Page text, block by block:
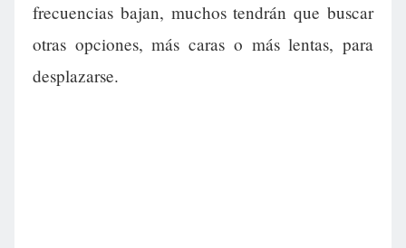
frecuencias bajan, muchos tendrán que buscar
otras opciones, más caras o más lentas, para
desplazarse.